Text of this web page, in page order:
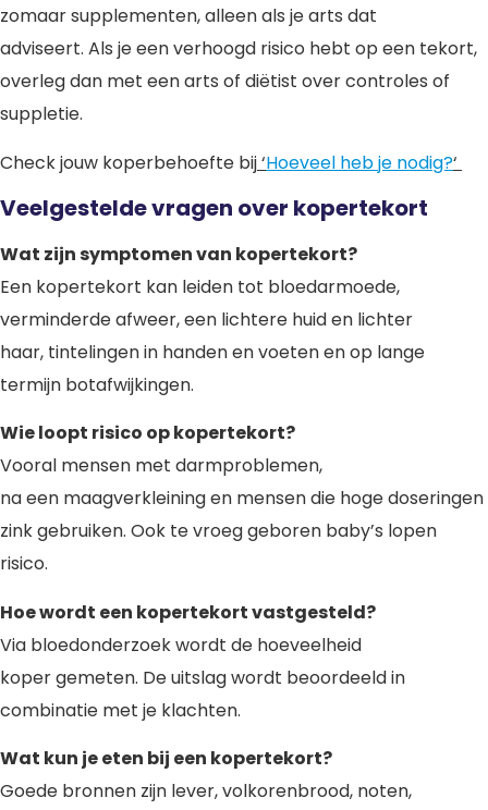
zomaar supplementen, alleen als je arts dat
adviseert. Als je een verhoogd risico hebt op een tekort,
overleg dan met een arts of diëtist over controles of
suppletie.
Check jouw koperbehoefte bij‘Hoeveel heb je nodig?‘
Veelgestelde vragen over kopertekort
Wat zijn symptomen van kopertekort?
Een kopertekort kan leiden tot bloedarmoede,
verminderde afweer, een lichtere huid en lichter
haar, tintelingen in handen en voeten en op lange
termijn botafwijkingen.
Wie loopt risico op kopertekort?
Vooral mensen met darmproblemen,
na een maagverkleining en mensen die hoge doseringen
zink gebruiken. Ook te vroeg geboren baby’s lopen
risico.
Hoe wordt een kopertekort vastgesteld?
Via bloedonderzoek wordt de hoeveelheid
koper gemeten. De uitslag wordt beoordeeld in
combinatie met je klachten.
Wat kun je eten bij een kopertekort?
Goede bronnen zijn lever, volkorenbrood, noten,